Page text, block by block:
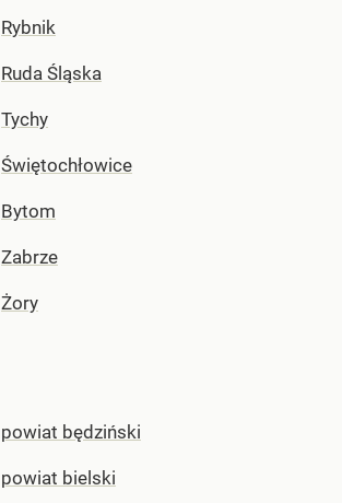
Rybnik
Ruda Śląska
Tychy
Świętochłowice
Bytom
Zabrze
Żory
powiat będziński
powiat bielski